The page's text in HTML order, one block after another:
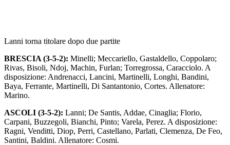
Lanni torna titolare dopo due partite
BRESCIA (3-5-2): Minelli; Meccariello, Gastaldello, Coppolaro;
Rivas, Bisoli, Ndoj, Machin, Furlan; Torregrossa, Caracciolo. A
disposizione: Andrenacci, Lancini, Martinelli, Longhi, Bandini,
Baya, Ferrante, Martinelli, Di Santantonio, Cortes. Allenatore:
Marino.
ASCOLI (3-5-2): Lanni; De Santis, Addae, Cinaglia; Florio,
Carpani, Buzzegoli, Bianchi, Pinto; Varela, Perez. A disposizione:
Ragni, Venditti, Diop, Perri, Castellano, Parlati, Clemenza, De Feo,
Santini, Baldini. Allenatore: Cosmi.